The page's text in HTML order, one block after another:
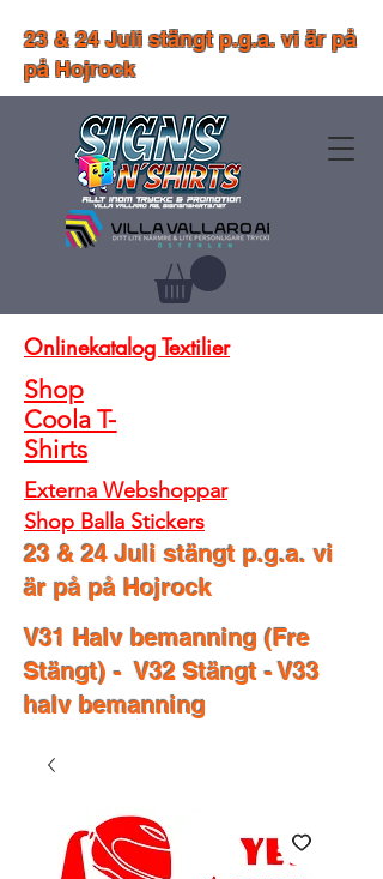
Shop
Coola T-
Shirts
Onlinekatalog Textilier
Externa Webshoppar
Shop Balla Stickers
23 & 24 Juli stängt p.g.a. vi
är på på Hojrock
23 & 24 Juli stängt p.g.a. vi är på
på Hojrock
V31 Halv bemanning (Fre
Stängt) - V32 Stängt - V33
halv bemanning